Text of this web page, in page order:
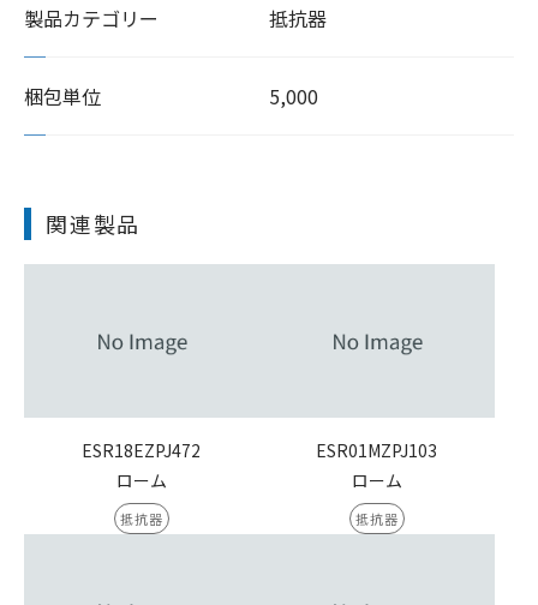
製品カテゴリー 抵抗器
梱包単位 5,000
関連製品
ESR18EZPJ472
ローム
抵抗器
ESR01MZPJ103
ローム
抵抗器